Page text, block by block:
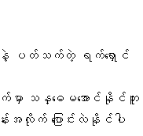
ချိန်နဲ့ ပတ်သက်တဲ့ ရက်ရှောင်
မှာ သန္ဓေမအောင်နိုင်ဘူး
လိုက် ပြောင်းလဲနိုင်ပါ